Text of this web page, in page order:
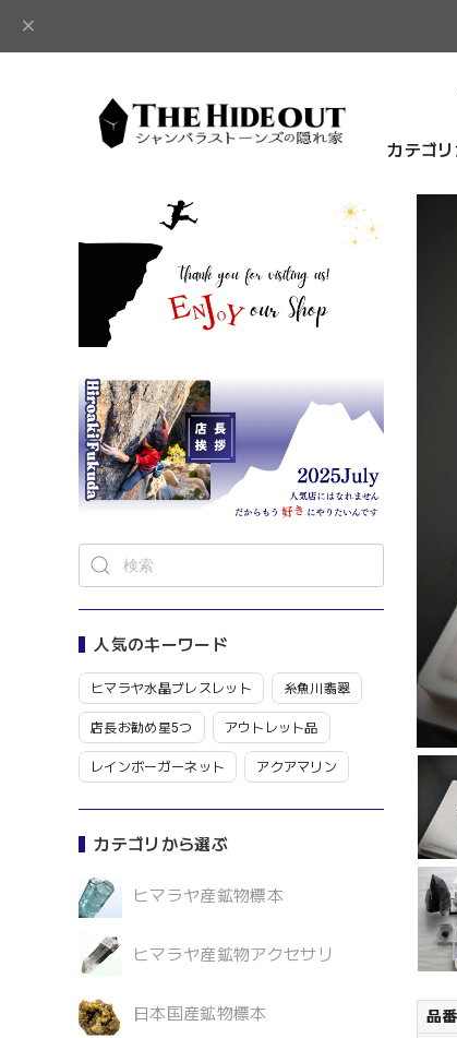
カテゴ
人気のキーワード
ヒマラヤ水晶ブレスレット 糸魚川翡翠
店長お勧め星5つ アウトレット品
レインボーガーネット アクアマリン
カテゴリから選ぶ
ヒマラヤ産鉱物標本
ヒマラヤ産鉱物アクセサリ
日本国産鉱物標本 品番